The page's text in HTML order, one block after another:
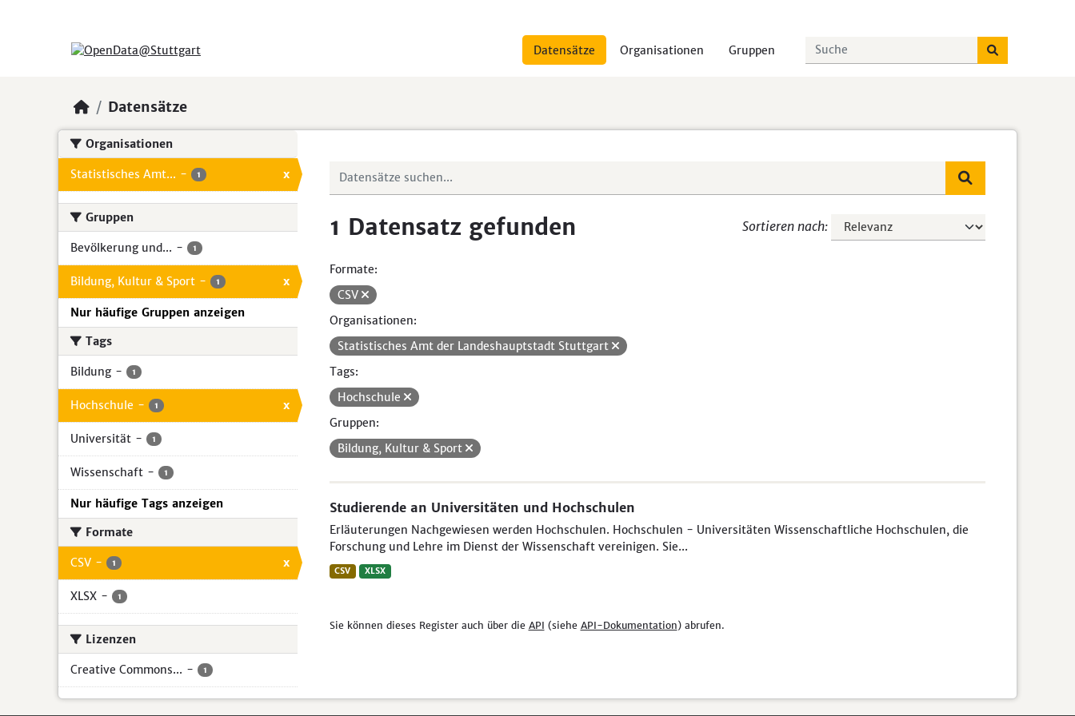
Datensätze Organisationen Gruppen
Datensätze
Organisationen
Statistisches Amt... - 1 x
Gruppen
Bevölkerung und... - 1
Bildung, Kultur & Sport - 1 x
Nur häufige Gruppen anzeigen
Tags
Bildung - 1
Hochschule - 1 x
Universität - 1
Wissenschaft - 1
Nur häufige Tags anzeigen
Formate
CSV - 1 x
XLSX - 1
Lizenzen
Creative Commons... - 1
Sortieren nach
1 Datensatz gefunden
Formate:
CSV
Organisationen:
Statistisches Amt der Landeshauptstadt Stuttgart
Tags:
Hochschule
Gruppen:
Bildung, Kultur & Sport
Studierende an Universitäten und Hochschulen
Erläuterungen Nachgewiesen werden Hochschulen. Hochschulen - Universitäten Wissenschaftliche Hochschulen, die
Forschung und Lehre im Dienst der Wissenschaft vereinigen. Sie...
CSV XLSX
Sie können dieses Register auch über die API (siehe API-Dokumentation) abrufen.